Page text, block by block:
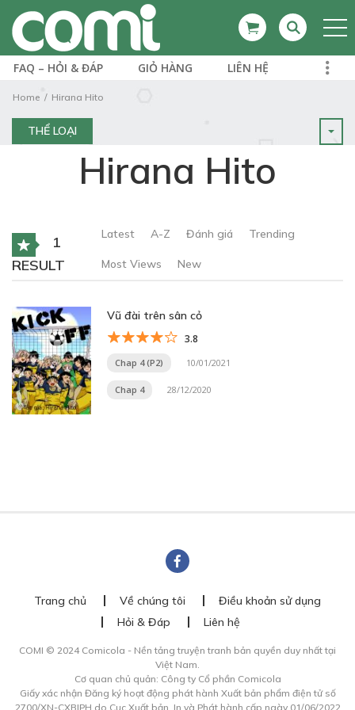
FAQ – HỎI & ĐÁP GIỎ HÀNG LIÊN HỆ
Home Hirana Hito
THỂ LOẠI
Hirana Hito
1
RESULT
Latest A-Z Đánh giá Trending
Most Views New
Vũ đài trên sân cỏ
3.8
Chap 4 (P2) 10/01/2021
Chap 4 28/12/2020
Trang chủ Về chúng tôi
Điều khoản sử dụng
Hỏi & Đáp
Liên hệ
COMI © 2024 Comicola - Nền tảng truyện tranh bản quyền duy nhất tại
Việt Nam.
Cơ quan chủ quản: Công ty Cổ phần Comicola
Giấy xác nhận Đăng ký hoạt động phát hành Xuất bản phẩm điện tử số
2700/XN-CXBIPH do Cục Xuất bản, In và Phát hành cấp ngày 01/06/2022